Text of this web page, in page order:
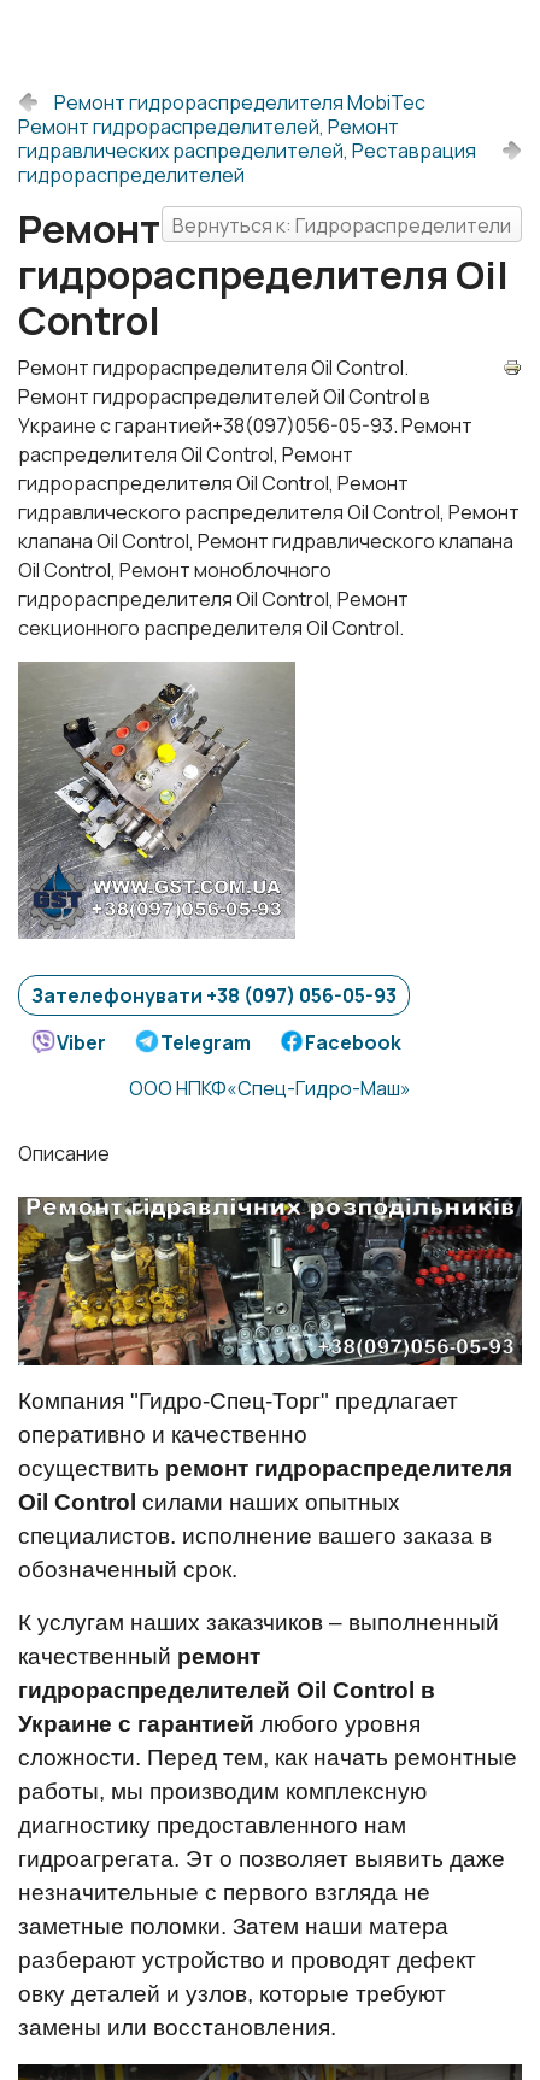
Ремонт гидрораспределителя MobiTec
Ремонт гидрораспределителей, Ремонт
гидравлических распределителей, Реставрация
гидрораспределителей
Вернуться к: Гидрораспределители
Ремонт
гидрораспределителя Oil
Control
Ремонт гидрораспределителя Oil Control.
Ремонт гидрораспределителей Oil Control в
Украине с гарантией+38(097)056-05-93. Ремонт
распределителя Oil Control, Ремонт
гидрораспределителя Oil Control, Ремонт
гидравлического распределителя Oil Control, Ремонт
клапана Oil Control, Ремонт гидравлического клапана
Oil Control, Ремонт моноблочного
гидрораспределителя Oil Control, Ремонт
секционного распределителя Oil Control.
Зателефонувати +38 (097) 056-05-93
Viber
Telegram
Facebook
ООО НПКФ«Спец-Гидро-Маш»
Описание
Компания "Гидро-Спец-Торг" предлагает
оперативно и качественно
осуществить ремонт гидрораспределителя
Oil Control силами наших опытных
специалистов. исполнение вашего заказа в
обозначенный срок.
К услугам наших заказчиков – выполненный
качественный ремонт
гидрораспределителей Oil Control в
Украине с гарантией любого уровня
сложности. Перед тем, как начать ремонтные
работы, мы производим комплексную
диагностику предоставленного нам
гидроагрегата. Эт о позволяет выявить даже
незначительные с первого взгляда не
заметные поломки. Затем наши матера
разберают устройство и проводят дефект
овку деталей и узлов, которые требуют
замены или восстановления.